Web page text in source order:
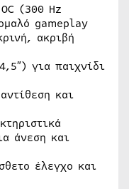
(300 Hz
gameplay
ακριβή
για παιχνίδι
και
άνεση και
έλεγχο και